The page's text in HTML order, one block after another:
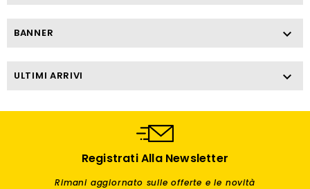
BANNER 
ULTIMI ARRIVI 
Registrati Alla Newsletter
Rimani aggiornato sulle offerte e le novità